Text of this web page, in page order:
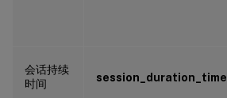
会话持续
时间
session_duration_time